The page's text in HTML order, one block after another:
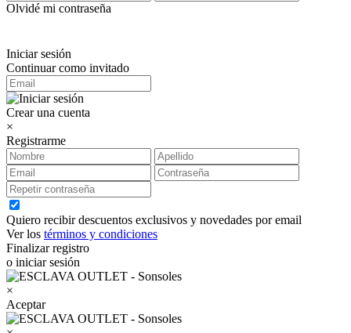
Olvidé mi contraseña
Iniciar sesión
Continuar como invitado
Crear una cuenta
×
Registrarme
Quiero recibir descuentos exclusivos y novedades por email
Ver los términos y condiciones
Finalizar registro
o iniciar sesión
×
Aceptar